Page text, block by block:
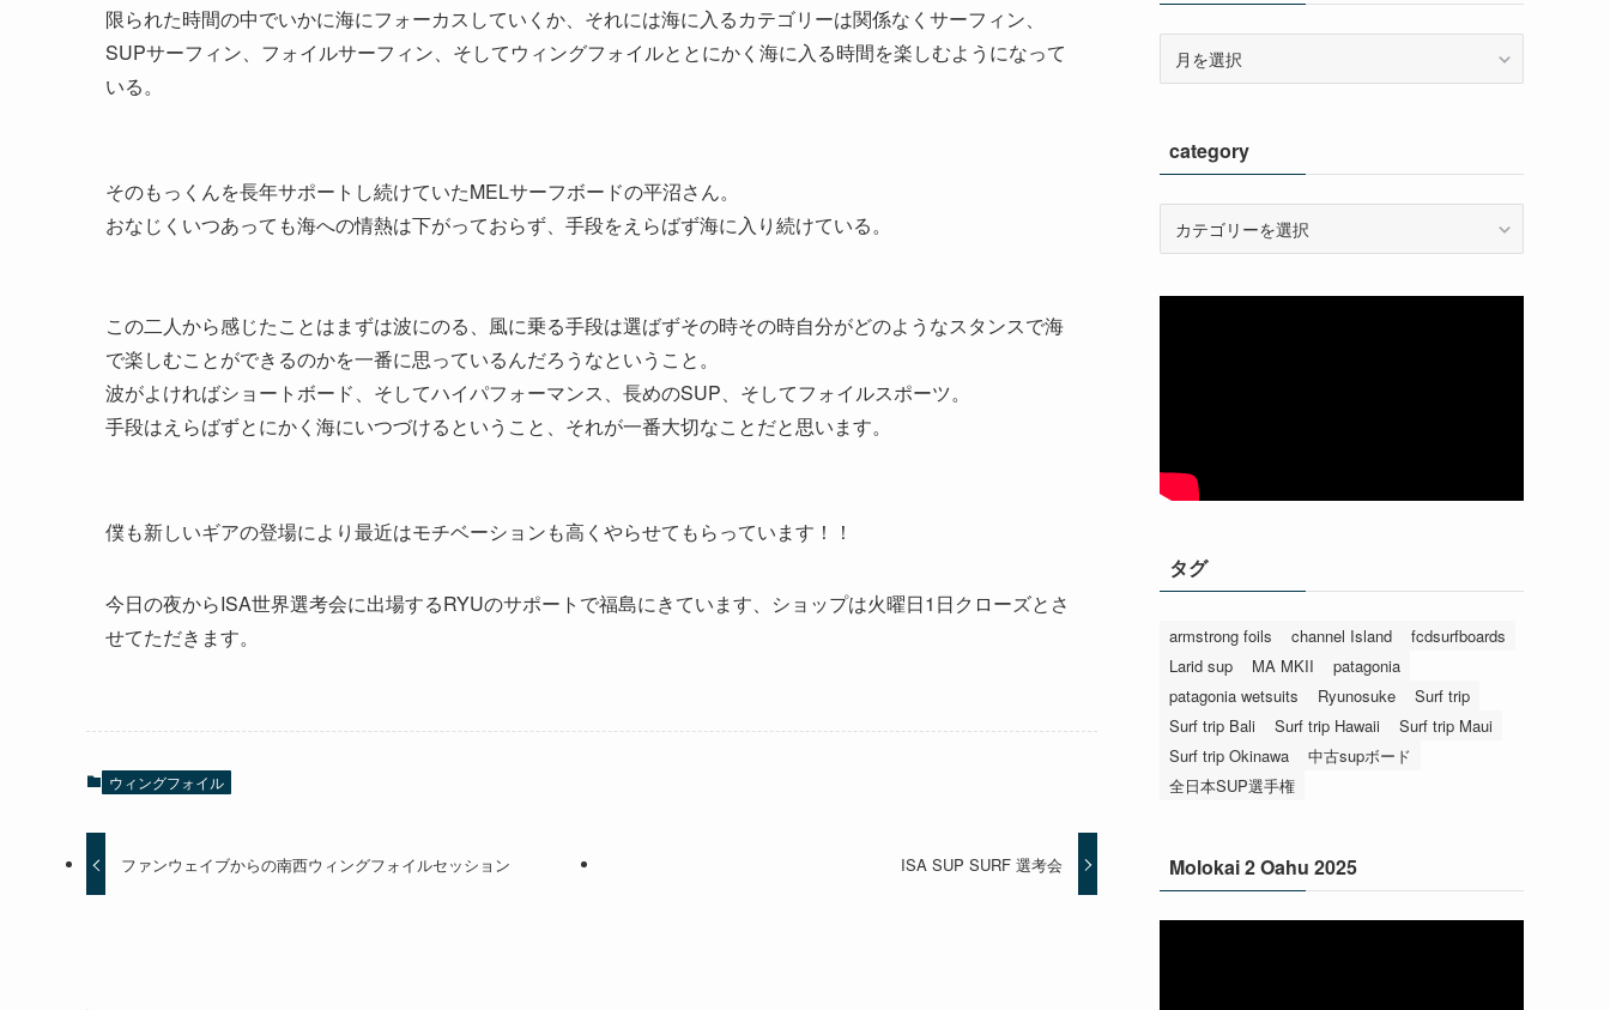
限られた時間の中でいかに海にフォーカスしていくか、それには海に入るカテゴリーは関係なくサーフィン、
SUPサーフィン、フォイルサーフィン、そしてウィングフォイルととにかく海に入る時間を楽しむようになって
いる。
そのもっくんを長年サポートし続けていたMELサーフボードの平沼さん。
おなじくいつあっても海への情熱は下がっておらず、手段をえらばず海に入り続けている。
この二人から感じたことはまずは波にのる、風に乗る手段は選ばずその時その時自分がどのようなスタンスで海
で楽しむことができるのかを一番に思っているんだろうなということ。
波がよければショートボード、そしてハイパフォーマンス、長めのSUP、そしてフォイルスポーツ。
手段はえらばずとにかく海にいつづけるということ、それが一番大切なことだと思います。
僕も新しいギアの登場により最近はモチベーションも高くやらせてもらっています！！
今日の夜からISA世界選考会に出場するRYUのサポートで福島にきています、ショップは火曜日1日クローズとさ
せてただきます。
ウィングフォイル
ファンウェイブからの南西ウィングフォイルセッション ISA SUP SURF 選考会
ブ
category
タグ
armstrong foils channel Island
fcdsurfboards
Larid sup
MA MKII
patagonia
patagonia wetsuits
Ryunosuke
Surf trip
Surf trip Bali
Surf trip Hawaii
Surf trip Maui
Surf trip Okinawa
中古supボード
全日本SUP選手権
Molokai 2 Oahu 2025